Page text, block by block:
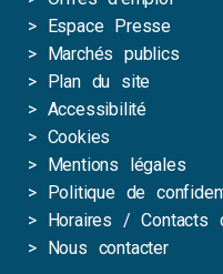
> Espace Presse
> Marchés publics
> Plan du site
> Accessibilité
> Cookies
> Mentions légales
> Politique de
> Horaires /
> Nous contacter